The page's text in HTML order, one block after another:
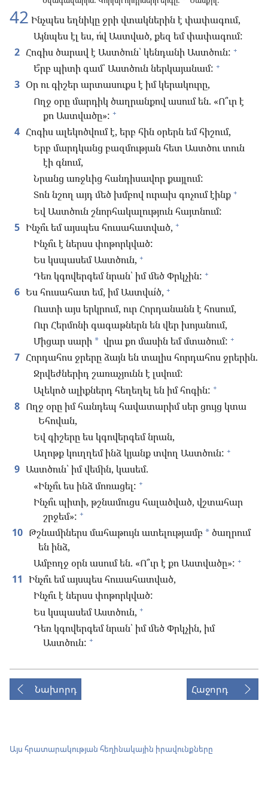
42 Ինչպես եղնիկը ջրի վտակներին է փափագում,
Այնպես էլ ես, ո՛վ Աստված, քեզ եմ փափագում:
2 Հոգիս ծարավ է Աստծուն՝ կենդանի Աստծուն: +
Ե՞րբ պիտի գամ՝ Աստծուն ներկայանամ: +
3 Օր ու գիշեր արտասուքս է իմ կերակուրը,
Ողջ օրը մարդիկ ծաղրանքով ասում են. «Ո՞ւր է
քո Աստվածը»: +
4 Հոգիս ալեկոծվում է, երբ հին օրերն եմ հիշում,
Երբ մարդկանց բազմության հետ Աստծու տուն
էի գնում,
Նրանց առջևից հանդիսավոր քայլում:
Տոն նշող այդ մեծ խմբով ուրախ գոչում էինք +
Եվ Աստծուն շնորհակալություն հայտնում:
5 Ինչո՞ւ եմ այսպես հուսահատված, +
Ինչո՞ւ է ներսս փոթորկված:
Ես կսպասեմ Աստծուն, +
Դեռ կգովերգեմ նրան՝ իմ մեծ Փրկչին: +
6 Ես հուսահատ եմ, իմ Աստվա՛ծ, +
Ուստի այս երկրում, ուր Հորդանանն է հոսում,
Ուր Հերմոնի գագաթներն են վեր խոյանում,
Միցար սարի * վրա քո մասին եմ մտածում: +
7 Հորդահոս ջրերը ձայն են տալիս հորդահոս ջրերին.
Ջրվեժներիդ շառաչյունն է լսվում:
Ալեկոծ ալիքներդ հեղեղել են իմ հոգին: +
8 Ողջ օրը իմ հանդեպ հավատարիմ սեր ցույց կտա
Եհովան,
Եվ գիշերը ես կգովերգեմ նրան,
Աղոթք կուղղեմ ինձ կյանք տվող Աստծուն: +
9 Աստծուն՝ իմ վեմին, կասեմ.
«Ինչո՞ւ ես ինձ մոռացել: +
Ինչո՞ւ պիտի, թշնամուցս հալածված, վշտահար
շրջեմ»: +
10 Թշնամիներս մահաթույն ատելությամբ * ծաղրում
են ինձ,
Ամբողջ օրն ասում են. «Ո՞ւր է քո Աստվածը»: +
11 Ինչո՞ւ եմ այսպես հուսահատված,
Ինչո՞ւ է ներսս փոթորկված:
Ես կսպասեմ Աստծուն, +
Դեռ կգովերգեմ նրան՝ իմ մեծ Փրկչին, իմ
Աստծուն: +
Նախորդ Հաջորդ
Այս հրատարակության հեղինակային իրավունքները